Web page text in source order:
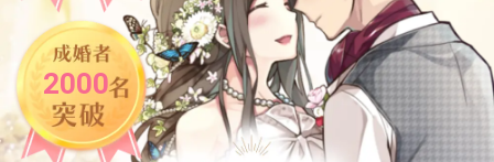
2000